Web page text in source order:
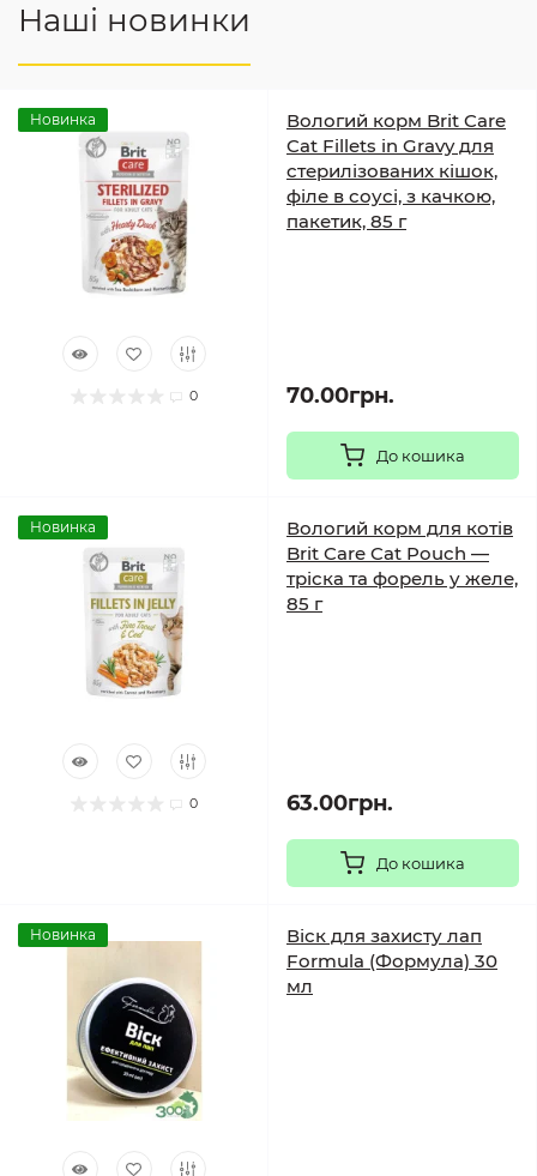
Наші новинки
Новинка
0
Вологий корм Brit Care
Cat Fillets in Gravy для
стерилізованих кішок,
філе в соусі, з качкою,
пакетик, 85 г
70.00грн.
До кошика
Новинка
0
Вологий корм для котів
Brit Care Cat Pouch —
тріска та форель у желе,
85 г
63.00грн.
До кошика
Новинка
Віск для захисту лап
Formula (Формула) 30
мл